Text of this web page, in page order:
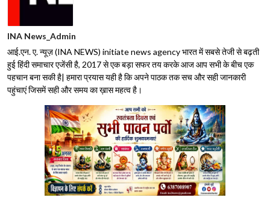
INA News_Admin
आई.एन. ए. न्यूज़ (INA NEWS) initiate news agency भारत में सबसे तेजी से बढ़ती
हुई हिंदी समाचार एजेंसी है, 2017 से एक बड़ा सफर तय करके आज आप सभी के बीच एक
पहचान बना सकी है| हमारा प्रयास यही है कि अपने पाठक तक सच और सही जानकारी
पहुंचाएं जिसमें सही और समय का ख़ास महत्व है।